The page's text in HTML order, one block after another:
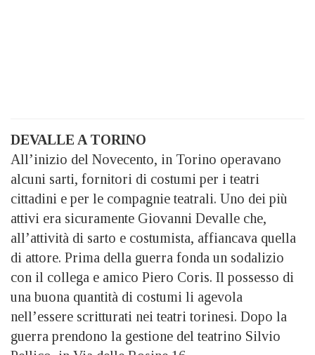
DEVALLE A TORINO
All’inizio del Novecento, in Torino operavano
alcuni sarti, fornitori di costumi per i teatri
cittadini e per le compagnie teatrali. Uno dei più
attivi era sicuramente Giovanni Devalle che,
all’attività di sarto e costumista, affiancava quella
di attore. Prima della guerra fonda un sodalizio
con il collega e amico Piero Coris. Il possesso di
una buona quantità di costumi li agevola
nell’essere scritturati nei teatri torinesi. Dopo la
guerra prendono la gestione del teatrino Silvio